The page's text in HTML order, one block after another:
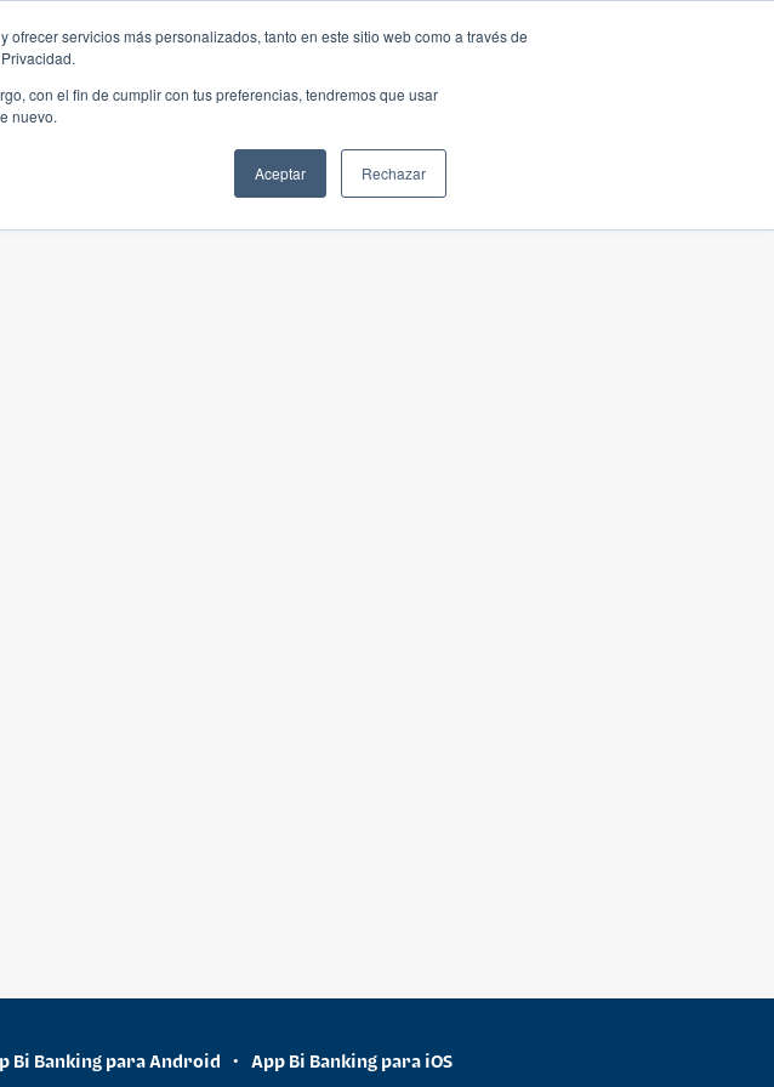
servicios más personalizados, tanto en este sitio web como a través de
con el fin de cumplir con tus preferencias, tendremos que usar
nuevo.
Aceptar Rechazar
Bi Banking para Android • App Bi Banking para iOS